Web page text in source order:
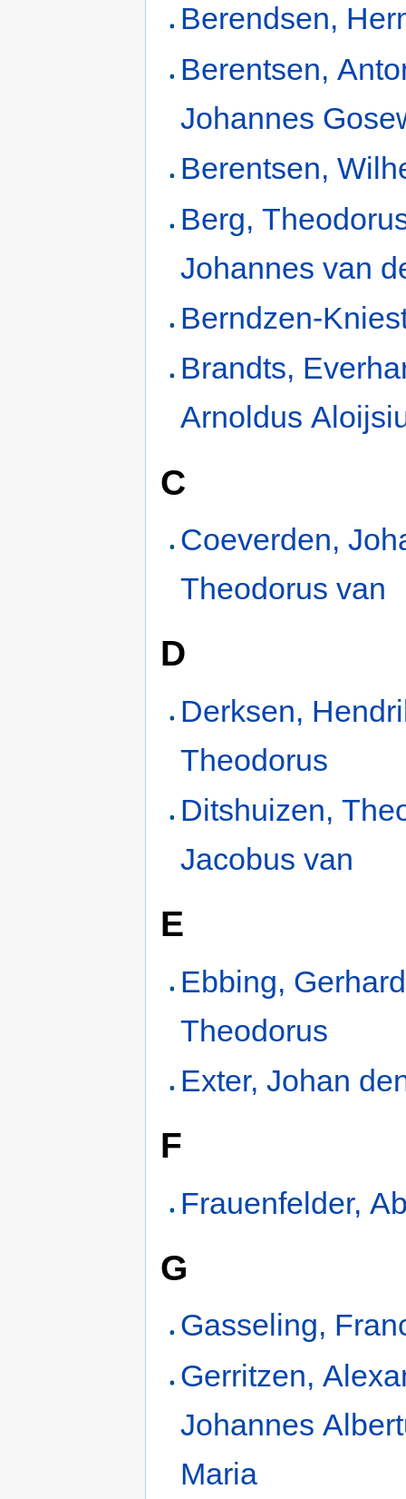
Berendsen,
Berentsen,
Johannes
Berentsen,
Berg,
Johannes van
Berndzen-
Brandts,
Arnoldus
C
Coeverden,
Theodorus van
D
Derksen,
Theodorus
Ditshuizen,
Jacobus van
E
Ebbing,
Theodorus
Exter, Johan
F
Frauenfelder,
G
Gasseling,
Gerritzen,
Johannes
Maria